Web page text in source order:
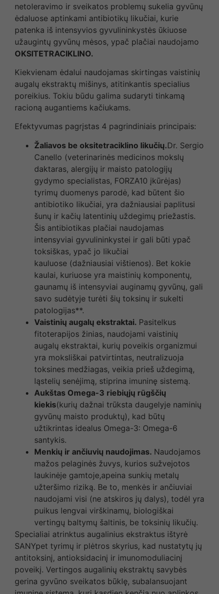
netoleravimo ir sveikatos problemų sukelia gyvūnų
ėdaluose aptinkami antibiotikų likučiai, kurie
patenka iš intensyvios gyvulininkystės ūkiuose
užaugintų gyvūnų mėsos, ypač plačiai naudojamo
OKSITETRACIKLINO.
Kiekvienam ėdalui naudojamas skirtingas vaistinių
augalų ekstraktų mišinys, atitinkantis specialius
poreikius. Tokiu būdu galima sudaryti tinkamą
racioną augantiems kačiukams.
Efektyvumas pagrįstas 4 pagrindiniais principais:
Žaliavos be oksitetraciklino likučių.Dr. Sergio
Canello (veterinarinės medicinos mokslų
daktaras, alergijų ir maisto patologijų
gydymo specialistas, FORZA10 įkūrėjas)
tyrimų duomenys parodė, kad būtent šio
antibiotiko likučiai, yra dažniausiai paplitusi
šunų ir kačių latentinių uždegimų priežastis.
Šis antibiotikas plačiai naudojamas
intensyviai gyvulininkystei ir gali būti ypač
toksiškas, ypač jo likučiai
kauluose (dažniausiai vištienos). Bet kokie
kaulai, kuriuose yra maistinių komponentų,
gaunamų iš intensyviai auginamų gyvūnų, gali
savo sudėtyje turėti šių toksinų ir sukelti
patologijas**.
Vaistinių augalų ekstraktai. Pasitelkus
fitoterapijos žinias, naudojami vaistinių
augalų ekstraktai, kurių poveikis organizmui
yra moksliškai patvirtintas, neutralizuoja
toksines medžiagas, veikia prieš uždegimą,
ląstelių senėjimą, stiprina imuninę sistemą.
Aukštas Omega-3 riebiųjų rūgščių
kiekis(kurių dažnai trūksta daugelyje naminių
gyvūnų maisto produktų), kad būtų
užtikrintas idealus Omega-3: Omega-6
santykis.
Menkių ir ančiuvių naudojimas. Naudojamos
mažos pelaginės žuvys, kurios sužvejotos
laukinėje gamtoje,apeina sunkių metalų
užteršimo riziką. Be to, menkės ir ančiuviai
naudojami visi (ne atskiros jų dalys), todėl yra
puikus lengvai virškinamų, biologiškai
vertingų baltymų šaltinis, be toksinių likučių.
Specialiai atrinktus augalinius ekstraktus ištyrė
SANYpet tyrimų ir plėtros skyrius, kad nustatytų jų
antitoksinį, antioksidacinį ir imunomoduliacinį
poveikį. Vertingos augalinių ekstraktų savybės
gerina gyvūno sveikatos būklę, subalansuojant